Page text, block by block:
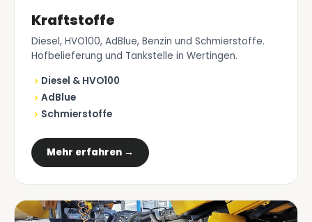
Kraftstoffe
Diesel, HVO100, AdBlue, Benzin und Schmierstoffe.
Hofbelieferung und Tankstelle in Wertingen.
Diesel & HVO100
AdBlue
Schmierstoffe
Mehr erfahren →